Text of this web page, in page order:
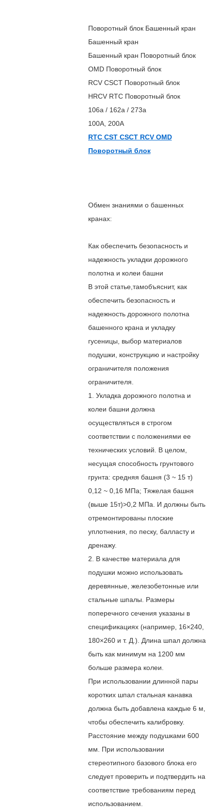
Поворотный блок Башенный кран
Башенный кран
Башенный кран Поворотный блок
OMD Поворотный блок
RCV CSCT Поворотный блок
HRCV RTC Поворотный блок
106а / 162а / 273а
100А, 200А
RTC CST CSCT RCV OMD
Поворотный блок
Обмен знаниями о башенных
кранах:
Как обеспечить безопасность и
надежность укладки дорожного
полотна и колеи башни
В этой статье,тамобъяснит, как
обеспечить безопасность и
надежность дорожного полотна
башенного крана и укладку
гусеницы, выбор материалов
подушки, конструкцию и настройку
ограничителя положения
ограничителя.
1. Укладка дорожного полотна и
колеи башни должна
осуществляться в строгом
соответствии с положениями ее
технических условий. В целом,
несущая способность грунтового
грунта: средняя башня (3 ~ 15 т)
0,12 ~ 0,16 МПа; Тяжелая башня
(выше 15т)>0,2 МПа. И должны быть
отремонтированы плоские
уплотнения, по песку, балласту и
дренажу.
2. В качестве материала для
подушки можно использовать
деревянные, железобетонные или
стальные шпалы. Размеры
поперечного сечения указаны в
спецификациях (например, 16×240,
180×260 и т. Д.). Длина шпал должна
быть как минимум на 1200 мм
больше размера колеи.
При использовании длинной пары
коротких шпал стальная канавка
должна быть добавлена каждые 6 м,
чтобы обеспечить калибровку.
Расстояние между подушками 600
мм. При использовании
стереотипного базового блока его
следует проверить и подтвердить на
соответствие требованиям перед
использованием.